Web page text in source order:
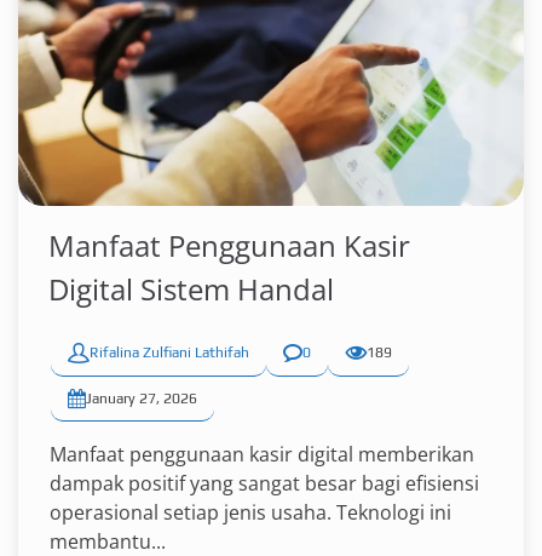
Manfaat Penggunaan Kasir
Digital Sistem Handal
Rifalina Zulfiani Lathifah 0 189
January 27, 2026
Manfaat penggunaan kasir digital memberikan
dampak positif yang sangat besar bagi efisiensi
operasional setiap jenis usaha. Teknologi ini
membantu...